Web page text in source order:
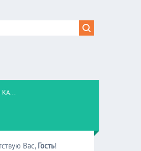
Вас, Гость!